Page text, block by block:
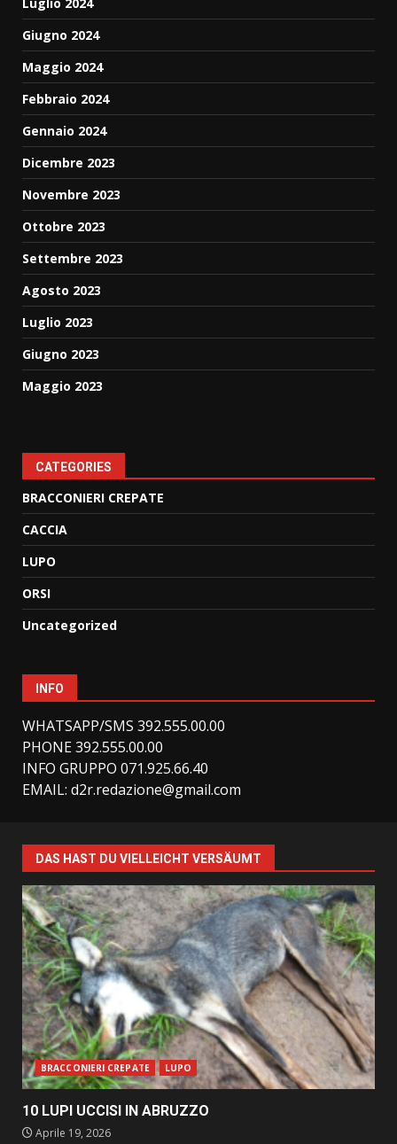
Giugno 2024
Maggio 2024
Febbraio 2024
Gennaio 2024
Dicembre 2023
Novembre 2023
Ottobre 2023
Settembre 2023
Agosto 2023
Luglio 2023
Giugno 2023
Maggio 2023
CATEGORIES
BRACCONIERI CREPATE
CACCIA
LUPO
ORSI
Uncategorized
INFO
WHATSAPP/SMS 392.555.00.00
PHONE 392.555.00.00
INFO GRUPPO 071.925.66.40
EMAIL: d2r.redazione@gmail.com
DAS HAST DU VIELLEICHT VERSÄUMT
BRACCONIERI CREPATE LUPO
10 LUPI UCCISI IN ABRUZZO
Aprile 19, 2026